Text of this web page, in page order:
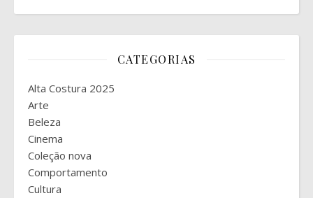
CATEGORIAS
Alta Costura 2025
Arte
Beleza
Cinema
Coleção nova
Comportamento
Cultura